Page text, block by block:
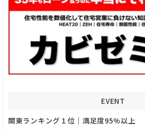
EVENT
関東ランキング１位｜満足度95%以上